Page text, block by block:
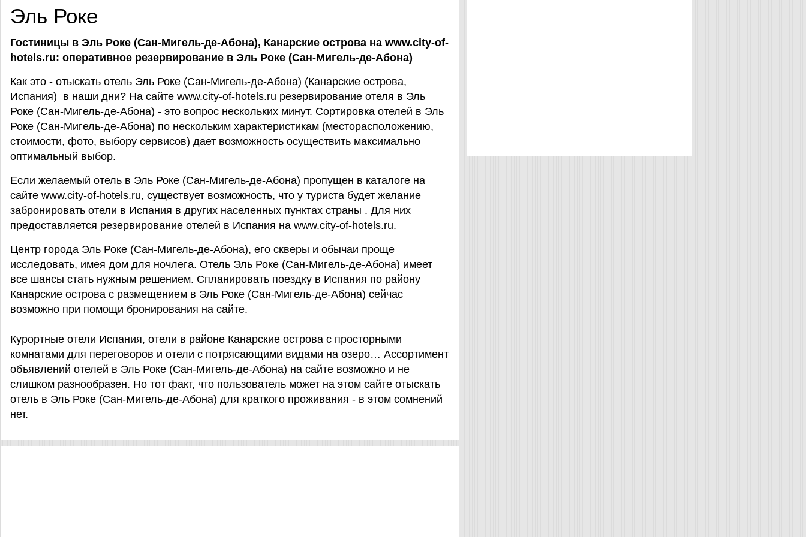
Эль Роке
Гостиницы в Эль Роке (Сан-Мигель-де-Абона), Канарские острова на www.city-of-
hotels.ru: оперативное резервирование в Эль Роке (Сан-Мигель-де-Абона)
Как это - отыскать отель Эль Роке (Сан-Мигель-де-Абона) (Канарские острова,
Испания) в наши дни? На сайте www.city-of-hotels.ru резервирование отеля в Эль
Роке (Сан-Мигель-де-Абона) - это вопрос нескольких минут. Сортировка отелей в Эль
Роке (Сан-Мигель-де-Абона) по нескольким характеристикам (месторасположению,
стоимости, фото, выбору сервисов) дает возможность осуществить максимально
оптимальный выбор.
Если желаемый отель в Эль Роке (Сан-Мигель-де-Абона) пропущен в каталоге на
сайте www.city-of-hotels.ru, существует возможность, что у туриста будет желание
забронировать отели в Испания в других населенных пунктах страны . Для них
предоставляется резервирование отелей в Испания на www.city-of-hotels.ru.
Центр города Эль Роке (Сан-Мигель-де-Абона), его скверы и обычаи проще
исследовать, имея дом для ночлега. Отель Эль Роке (Сан-Мигель-де-Абона) имеет
все шансы стать нужным решением. Спланировать поездку в Испания по району
Канарские острова с размещением в Эль Роке (Сан-Мигель-де-Абона) сейчас
возможно при помощи бронирования на сайте.
Курортные отели Испания, отели в районе Канарские острова с просторными
комнатами для переговоров и отели с потрясающими видами на озеро… Ассортимент
объявлений отелей в Эль Роке (Сан-Мигель-де-Абона) на сайте возможно и не
слишком разнообразен. Но тот факт, что пользователь может на этом сайте отыскать
отель в Эль Роке (Сан-Мигель-де-Абона) для краткого проживания - в этом сомнений
нет.